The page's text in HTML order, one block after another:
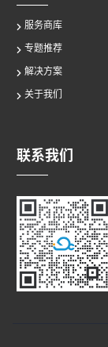
服务商库
专题推荐
解决方案
关于我们
联系我们